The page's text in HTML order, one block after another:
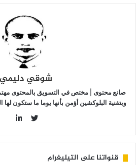
الرقمية
شوقي دليمي
صانع محتوى | مختص في التسويق بالمحتوى
وبتقنية البلوكشين أؤمن بأنها يوما ما ستكون لها
قنواتنا على التيليغرام